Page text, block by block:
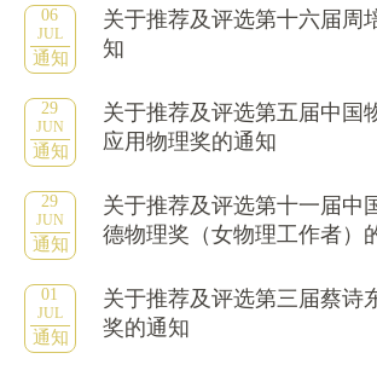
06
JUL
通知
关于推荐及评选第十六届周
知
29
JUN
通知
关于推荐及评选第五届中国
应用物理奖的通知
29
JUN
通知
关于推荐及评选第十一届中
德物理奖（女物理工作者）
01
JUL
通知
关于推荐及评选第三届蔡诗
奖的通知